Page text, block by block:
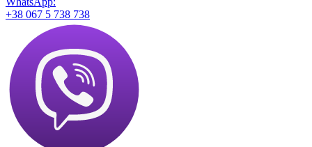
+38 067 5 738 738